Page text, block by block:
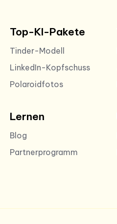
Top-KI-Pakete
Tinder-Modell
LinkedIn-Kopfschuss
Polaroidfotos
Lernen
Blog
Partnerprogramm